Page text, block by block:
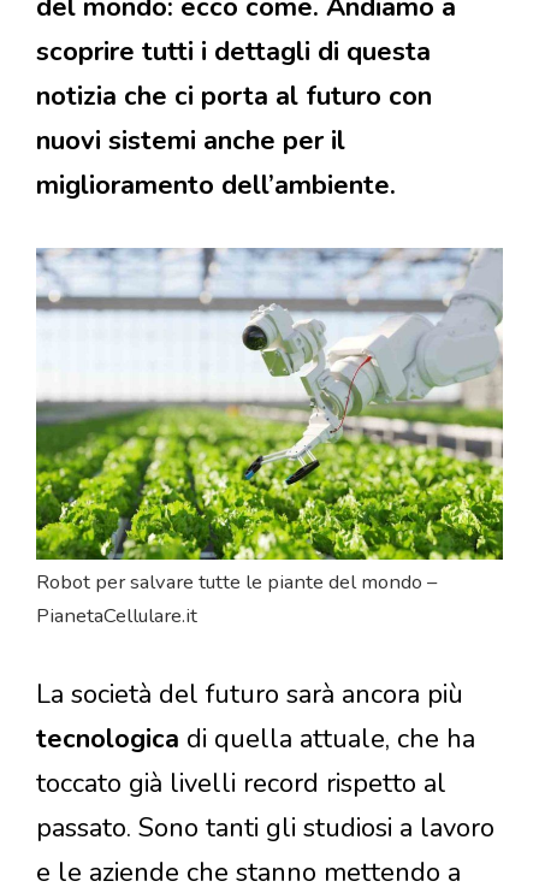
del mondo: ecco come. Andiamo a
scoprire tutti i dettagli di questa
notizia che ci porta al futuro con
nuovi sistemi anche per il
miglioramento dell’ambiente.
Robot per salvare tutte le piante del mondo –
PianetaCellulare.it
La società del futuro sarà ancora più
tecnologica di quella attuale, che ha
toccato già livelli record rispetto al
passato. Sono tanti gli studiosi a lavoro
e le aziende che stanno mettendo a